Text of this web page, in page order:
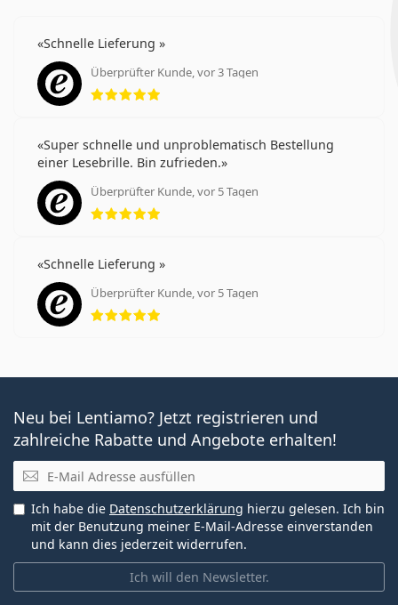
Schnelle Lieferung
Überprüfter Kunde, vor 3 Tagen
Bewertung 5 aus 5
Super schnelle und unproblematisch Bestellung
einer Lesebrille. Bin zufrieden.
Überprüfter Kunde, vor 5 Tagen
Bewertung 5 aus 5
Schnelle Lieferung
Überprüfter Kunde, vor 5 Tagen
Bewertung 5 aus 5
Neu bei Lentiamo? Jetzt registrieren und
zahlreiche Rabatte und Angebote erhalten!
E-Mail
Ich will den Newsletter.
Ich habe die Datenschutzerklärung hierzu gelesen. Ich bin
mit der Benutzung meiner E-Mail-Adresse einverstanden
und kann dies jederzeit widerrufen.